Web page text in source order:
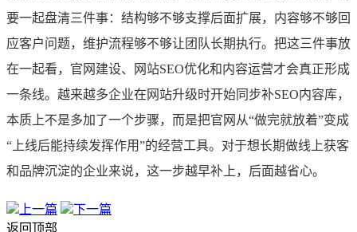
要一起盘清三件事：结构够不够支撑后面扩展，内容够不够回
应客户问题，维护流程够不够让团队长期执行。把这三件事放
在一起看，官网建设、网站SEO优化和内容运营才会真正形成
一条线。越来越多企业在网站升级时开始同步补SEO内容库，
本质上不是多加了一个步骤，而是把官网从“做完就放着”变成
“上线后能持续发挥作用”的经营工具。对于想长期做线上获客
和品牌沉淀的企业来说，这一步越早补上，后面越省心。
上一篇
下一篇
返回顶部